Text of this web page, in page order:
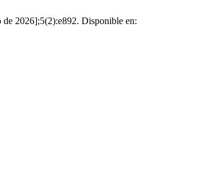
de 2026];5(2):e892. Disponible en: